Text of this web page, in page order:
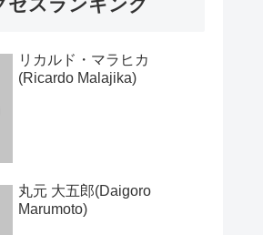
セスランキング
リカルド・マラヒカ
(Ricardo Malajika)
丸元 大五郎(Daigoro
Marumoto)